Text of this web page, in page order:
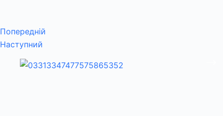
Попередній
Наступний